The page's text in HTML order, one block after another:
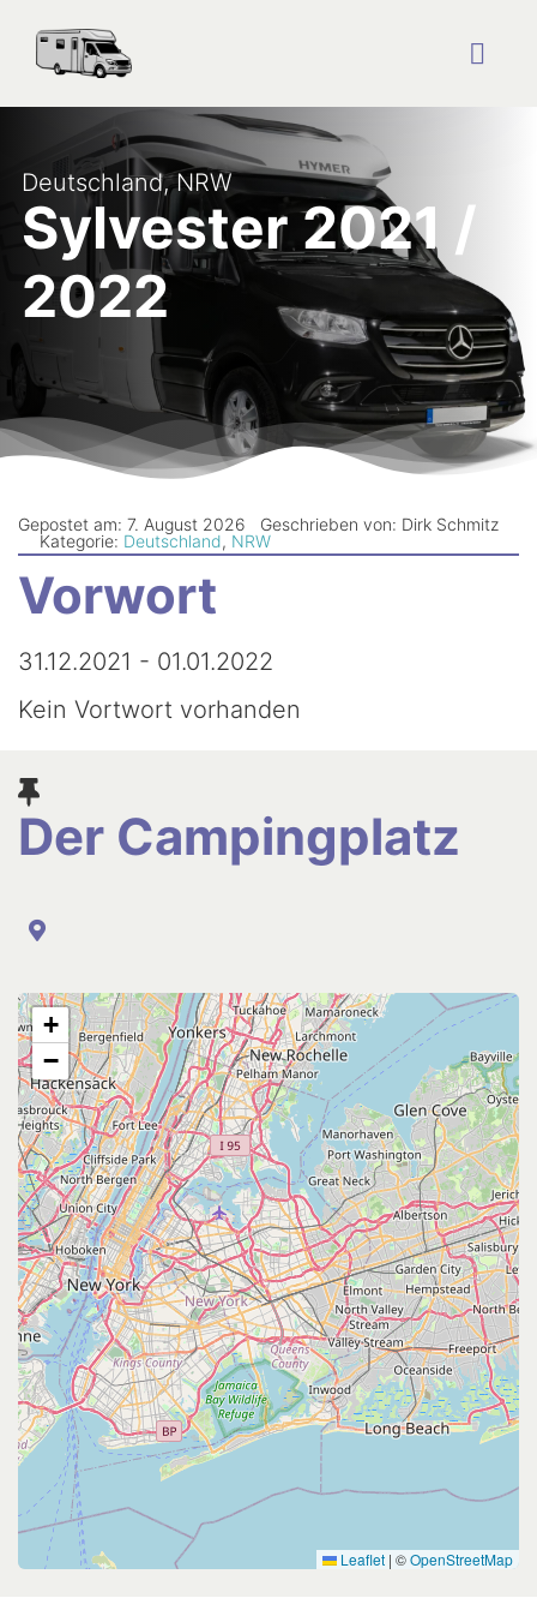
Inhalt
springen
Startseite
Reise Blog
Plätze
Über uns
Kontakt
Newsletter
Deutschland,NRW
Sylvester 2021 /
2022
Gepostet am: 7. August 2026
Geschrieben von: Dirk Schmitz
Kategorie: Deutschland, NRW
Vorwort
31.12.2021 - 01.01.2022
Kein Vortwort vorhanden
Der Campingplatz
+
−
Leaflet | ©OpenStreetMap